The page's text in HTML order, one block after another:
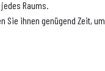
Raums.
Sie ihnen genügend Zeit, um